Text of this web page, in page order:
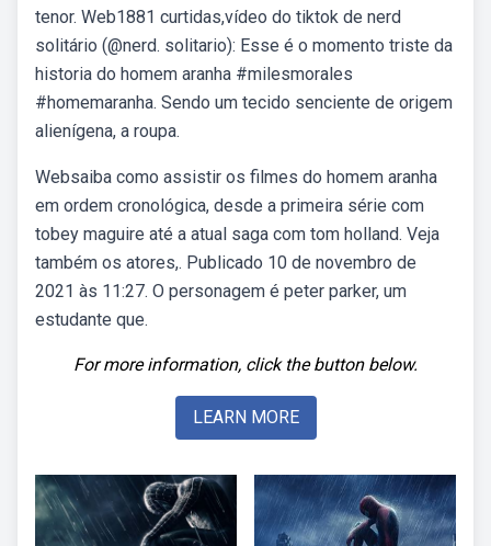
tenor. Web1881 curtidas,vídeo do tiktok de nerd
solitário (@nerd. solitario): Esse é o momento triste da
historia do homem aranha #milesmorales
#homemaranha. Sendo um tecido senciente de origem
alienígena, a roupa.
Websaiba como assistir os filmes do homem aranha
em ordem cronológica, desde a primeira série com
tobey maguire até a atual saga com tom holland. Veja
também os atores,. Publicado 10 de novembro de
2021 às 11:27. O personagem é peter parker, um
estudante que.
For more information, click the button below.
LEARN MORE